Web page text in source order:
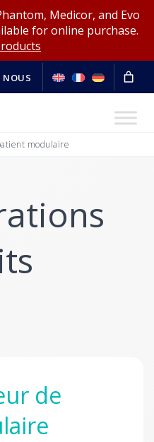
Medicor, and Evo
for online purchase.
NOUS
modulaire
de